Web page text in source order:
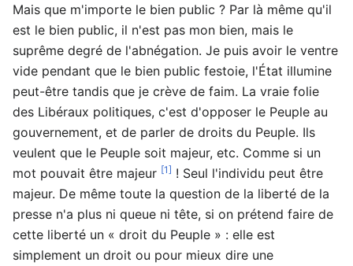
Mais que m'importe le bien public ? Par là même qu'il
est le bien public, il n'est pas mon bien, mais le
suprême degré de l'abnégation. Je puis avoir le ventre
vide pendant que le bien public festoie, l'État illumine
peut-être tandis que je crève de faim. La vraie folie
des Libéraux politiques, c'est d'opposer le Peuple au
gouvernement, et de parler de droits du Peuple. Ils
veulent que le Peuple soit majeur, etc. Comme si un
mot pouvait être majeur [1] ! Seul l'individu peut être
majeur. De même toute la question de la liberté de la
presse n'a plus ni queue ni tête, si on prétend faire de
cette liberté un « droit du Peuple » : elle est
simplement un droit ou pour mieux dire une